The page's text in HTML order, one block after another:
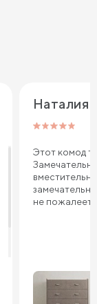
Наталия
Этот комод
не